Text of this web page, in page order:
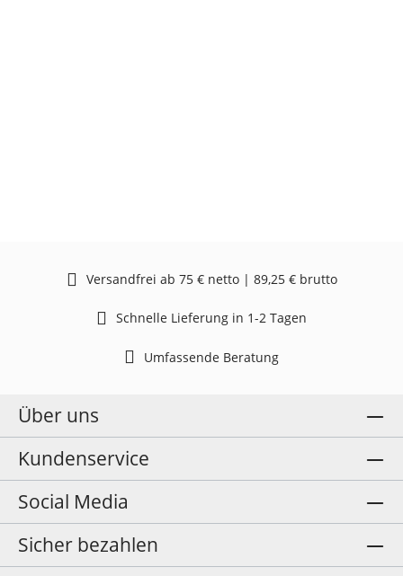
Versandfrei ab 75 € netto | 89,25 € brutto
Schnelle Lieferung in 1-2 Tagen
Umfassende Beratung
Über uns
Kundenservice
Social Media
Sicher bezahlen